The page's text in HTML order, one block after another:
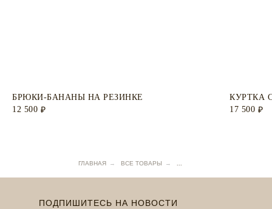
БРЮКИ-БАНАНЫ НА РЕЗИНКЕ
12 500 ₽
КУРТКА
17 500 ₽
ГЛАВНАЯ → ВСЕ ТОВАРЫ → ...
ПОДПИШИТЕСЬ НА НОВОСТИ